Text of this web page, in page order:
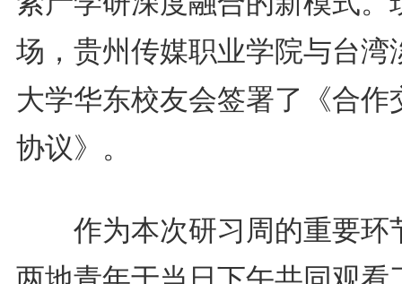
场，贵州传媒职业学院与台湾
大学华东校友会签署了《合作
协议》。
作为本次研习周的重要环